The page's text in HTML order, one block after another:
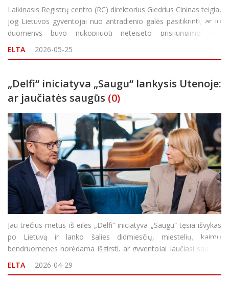
Laikinasis Registrų centro (RC) direktorius Giedrius Cininas teigia,
jog Lietuvos gyventojai nuo antradienio galės pasitikrinti, ar jų
duomenys buvo nukopijuoti neteisėto prisijungimo prie
nekilnojamojo turto (NT) registro metu. „Norėčiau atsiprašyti
žmonių dėl šio incidento. Fa
ELTA 2026-05-25
„Delfi“ iniciatyva „Saugu“ lankysis Utenoje:
ar jaučiatės saugūs (0)
Jau trečius metus iš eilės „Delfi“ iniciatyva „Saugu“ tęsia išvykas
po Lietuvą ir lanko šalies didmiesčių, miestelių, kaimų
bendruomenes norėdama išgirsti, ar gyventojai jaučiasi saugiai.
Utenoje lankysis gerai žinoma „Delfi“ žurnalist
ELTA 2026-04-29